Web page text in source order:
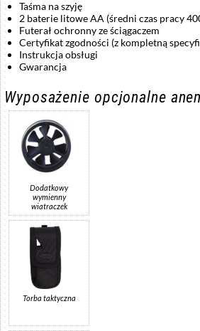
Taśma na szyję
2 baterie litowe AA (średni czas pracy
Futerał ochronny ze ściągaczem
Certyfikat zgodności (z kompletną
Instrukcja obsługi
Gwarancja
Wyposażenie opcjonalne
Dodatkowy
wymienny
wiatraczek
Torba taktyczna